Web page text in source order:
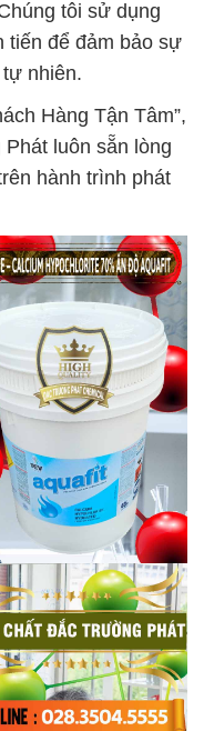
tôi sử dụng
tiến để đảm bảo sự
nhiên.
Hàng Tận Tâm”,
luôn sẵn lòng
hành trình phát